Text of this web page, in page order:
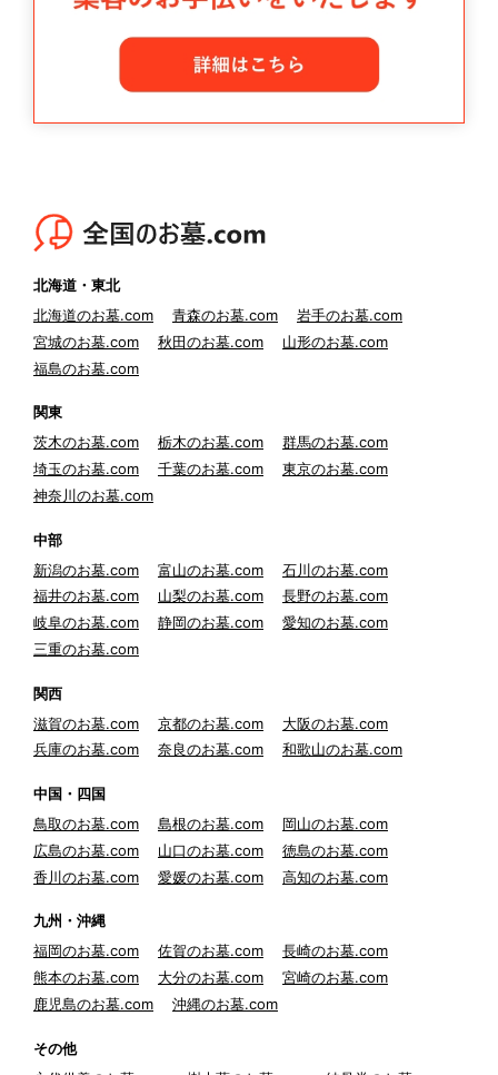
北海道・東北
北海道のお墓.com
青森のお墓.com
岩手のお墓.com
宮城のお墓.com
秋田のお墓.com
山形のお墓.com
福島のお墓.com
関東
茨木のお墓.com
栃木のお墓.com
群馬のお墓.com
埼玉のお墓.com
千葉のお墓.com
東京のお墓.com
神奈川のお墓.com
中部
新潟のお墓.com
富山のお墓.com
石川のお墓.com
福井のお墓.com
山梨のお墓.com
長野のお墓.com
岐阜のお墓.com
静岡のお墓.com
愛知のお墓.com
三重のお墓.com
関西
滋賀のお墓.com
京都のお墓.com
大阪のお墓.com
兵庫のお墓.com
奈良のお墓.com 和歌山のお墓.com
中国・四国
鳥取のお墓.com
島根のお墓.com
岡山のお墓.com
広島のお墓.com
山口のお墓.com
徳島のお墓.com
香川のお墓.com
愛媛のお墓.com 高知のお墓.com
九州・沖縄
福岡のお墓.com
佐賀のお墓.com
長崎のお墓.com
熊本のお墓.com
大分のお墓.com
宮崎のお墓.com
鹿児島のお墓.com
沖縄のお墓.com
その他